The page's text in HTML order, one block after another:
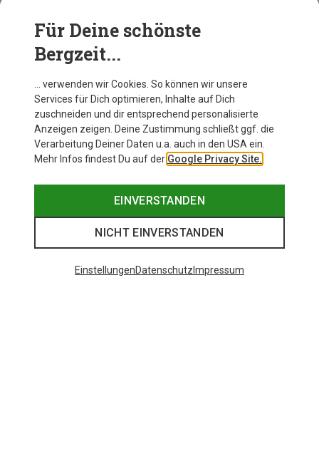
Du sparst 26%
Mammut
Damen Albula In Jacke
229,95 €
Für Deine schönste
Bergzeit...
… verwenden wir Cookies. So können wir unsere
Services für Dich optimieren, Inhalte auf Dich
zuschneiden und dir entsprechend personalisierte
Anzeigen zeigen. Deine Zustimmung schließt ggf. die
Verarbeitung Deiner Daten u.a. auch in den USA ein.
Mehr Infos findest Du auf der Google Privacy Site.
EINVERSTANDEN
NICHT EINVERSTANDEN
EinstellungenDatenschutz Impressum